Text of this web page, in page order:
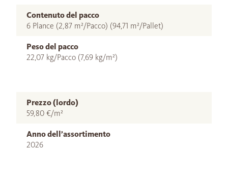
Contenuto del pacco
6 Plance (2,87 m²/Pacco) (94,71 m²/Pallet)
Peso del pacco
22,07 kg/Pacco (7,69 kg/m²)
Prezzo (lordo)
59,80 €/m²
Anno dell’assortimento
2026